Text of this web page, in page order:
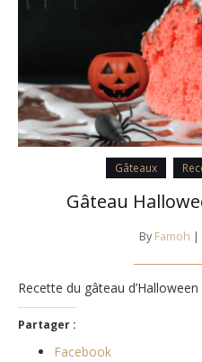
Gâteaux
Gâteau
By Famoh |
Recette du gâteau
Partager :
Facebook